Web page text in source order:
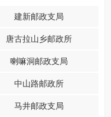
建新邮政支局
唐古拉山乡邮政所
喇嘛洞邮政支局
中山路邮政所
马井邮政支局